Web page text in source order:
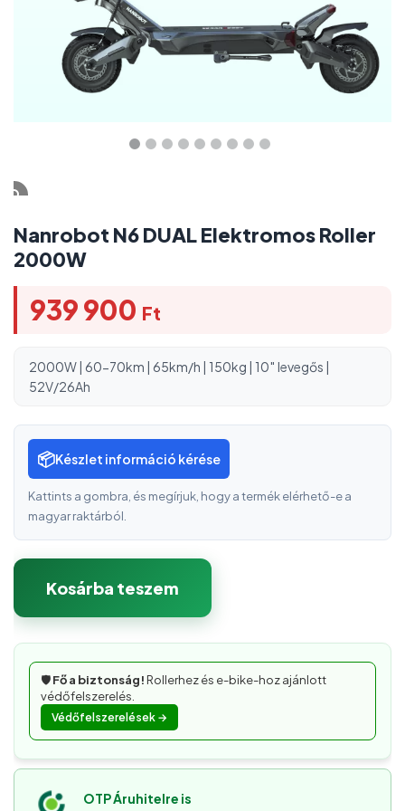
Nanrobot N6 DUAL Elektromos Roller
2000W
939 900 Ft
2000W | 60-70km | 65km/h | 150kg | 10″ levegős |
52V/26Ah
📦Készlet információ kérése
Kattints a gombra, és megírjuk, hogy a termék elérhető-e a
magyar raktárból.
Kosárba teszem
🛡️Fő a biztonság! Rollerhez és e-bike-hoz ajánlott
védőfelszerelés.
Védőfelszerelések →
OTP Áruhitelre is